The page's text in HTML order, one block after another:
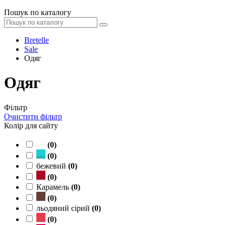
Пошук по каталогу
Bretelle
Sale
Одяг
Одяг
Фільтр
Очистити фільтр
Колір для сайту
(0)
(0)
бежевий (0)
(0)
Карамель (0)
(0)
льодяний сірий (0)
(0)